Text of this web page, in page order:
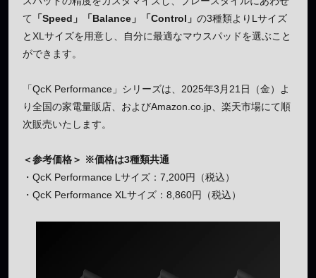
て
「Speed」「Balance」「Control」 の3種類よりLサイズ
とXLサイズを用意し、自分に最適なマウスパッドを選ぶこと
ができます。
「QcK Performance」シリーズは、2025年3月21日（金）よ
り全国の家電量販店、およびAmazon.co.jp、楽天市場にて順
次販売いたします。
＜参考価格＞ ※価格は3種類共通
・QcK Performance Lサイズ：7,200円（税込）
・QcK Performance XLサイズ：8,860円（税込）